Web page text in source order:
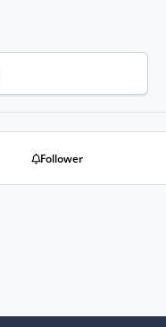
Follower